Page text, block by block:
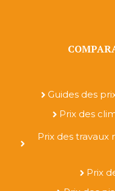
Guides des
Prix des
Prix des travaux
Prix